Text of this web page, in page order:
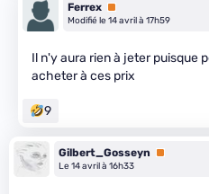
Ferrex Premium
Modifié le 14 avril à 17h59
Il n'y aura rien à jeter puisque
acheter à ces prix
9
Gilbert_Gosseyn
Premium
Le 14 avril à 16h33